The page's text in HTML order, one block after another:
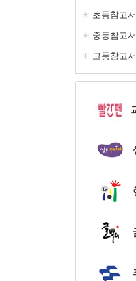
초등참고서
중등참고서
고등참고서